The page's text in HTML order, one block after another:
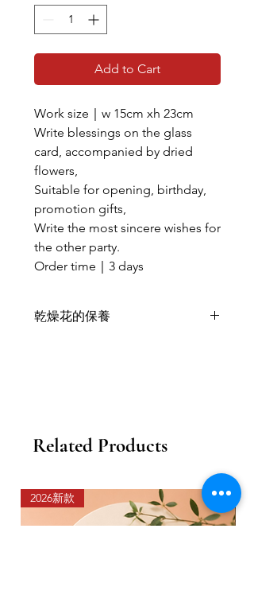
Add to Cart
Work size｜w 15cm xh 23cm
Write blessings on the glass
card, accompanied by dried
flowers,
Suitable for opening, birthday,
promotion gifts,
Write the most sincere wishes for
the other party.
Order time｜3 days
乾燥花的保養
同。
以 防灰塵不段堆積，盡量安放於不潮
濕的位置；
忌放在窗台和接觸到水的地方。
Related Products
2026新款